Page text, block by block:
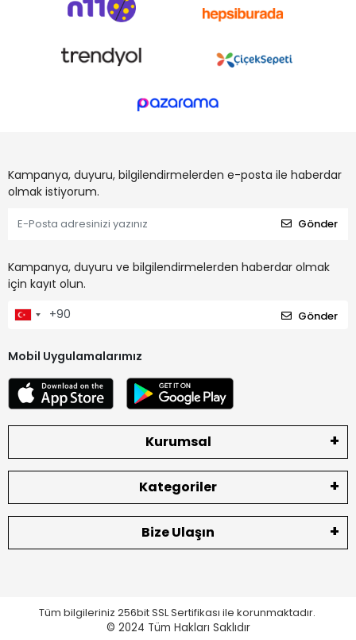
Kampanya, duyuru, bilgilendirmelerden e-posta ile haberdar
olmak istiyorum.
Gönder
Kampanya, duyuru ve bilgilendirmelerden haberdar olmak
için kayıt olun.
Gönder
Mobil Uygulamalarımız
Kurumsal
Kategoriler
Bize Ulaşın
Tüm bilgileriniz 256bit SSL Sertifikası ile korunmaktadır.
© 2024 Tüm Hakları Saklıdır